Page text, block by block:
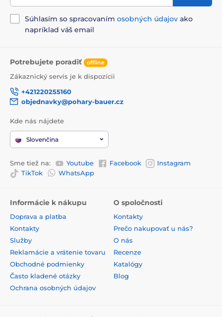
Súhlasím so spracovaním osobných údajov ako
napríklad váš email
Potrebujete poradiť offline
Zákaznický servis je k dispozícii
+421220255160
objednavky@pohary-bauer.cz
Kde nás nájdete
Slovenčina
Sme tiež na: Youtube Facebook
Instagram
TikTok
WhatsApp
Informácie k nákupu
Doprava a platba
Kontakty
Služby
Reklamácie a vrátenie tovaru
Obchodné podmienky
Často kladené otázky
Ochrana osobných údajov
O spoločnosti
Kontakty
Prečo nakupovať u nás?
O nás
Recenze
Katalógy
Blog